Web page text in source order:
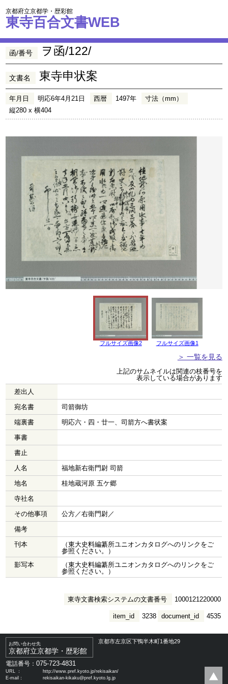
京都府立京都学・歴彩館
東寺百合文書WEB
函/番号 ヲ函/122/
文書名 東寺申状案
年月日 明応6年4月21日 西暦 1497年
寸法（mm）
縦280 x 横404
フルサイズ画像2 フルサイズ画像1
＞ 一覧を見る
上記のサムネイルは関連の枝番号を
表示している場合があります
差出人
宛名書
司箭御坊
端裏書
明応六・四・廿一、司箭方へ書状案
事書
書止
人名
福地新右衛門尉 司箭
地名
桂地蔵河原 五ケ郷
寺社名
その他事項
公方／右衛門尉／
備考
刊本
（東大史料編纂所ユニオンカタログへのリンクをご
参照ください。）
影写本
（東大史料編纂所ユニオンカタログへのリンクをご
参照ください。）
東寺文書検索システムの文書番号 1000121220000
document_id 4535
item_id 3238
お問い合わせ先
京都府立京都学・歴彩館
京都市左京区下鴨半木町1番地29
電話番号：075-723-4831
URL ：
http://www.pref.kyoto.jp/rekisaikan/
E-mail：
rekisaikan-kikaku@pref.kyoto.lg.jp